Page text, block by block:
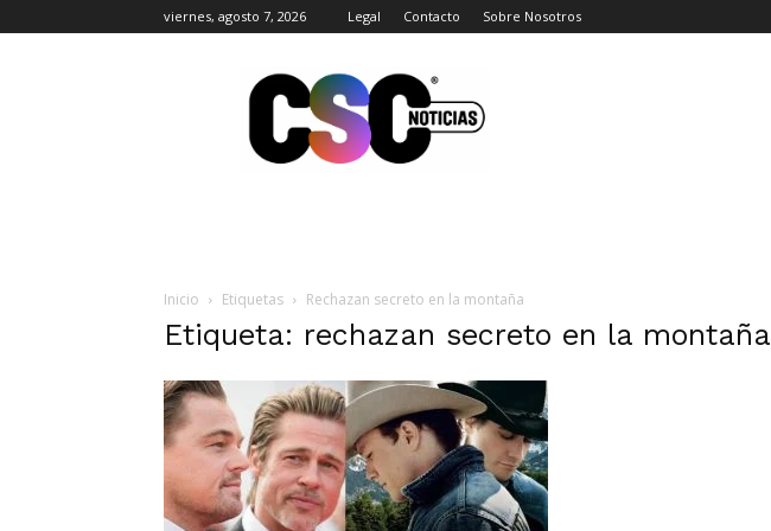
viernes, agosto 7, 2026 Legal Contacto Sobre Nosotros
Noticias
Inicio Etiquetas Rechazan secreto en la montaña
Etiqueta: rechazan secreto en la montaña